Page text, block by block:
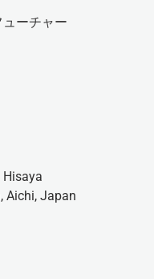
ーチャー
Aichi, Japan